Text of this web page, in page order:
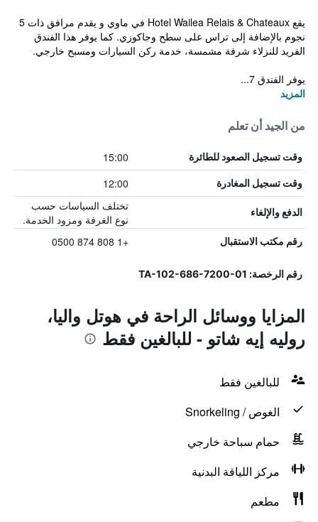
يقع Hotel Wailea Relais & Chateaux في ماوي و يقدم مرافق ذات 5
نجوم بالإضافة إلى تراس على سطح وجاكوزي. كما يوفر هذا الفندق
الفريد للنزلاء شرفة مشمسة، خدمة ركن السيارات ومسبح خارجي.
يوفر الفندق 7...
المزيد
من الجيد أن تعلم
وقت تسجيل الصعود للطائرة 15:00
وقت تسجيل المغادرة 12:00
الدفع والإلغاء
تختلف السياسات حسب
نوع الغرفة ومزود الخدمة.
رقم مكتب الاستقبال +1 808 874 0500
رقم الرخصة: TA-102-686-7200-01
المزايا ووسائل الراحة في هوتل واليا،
روليه إيه شاتو - للبالغين فقط
للبالغين فقط
الغوص / Snorkeling
حمام سباحة خارجي
مركز اللياقة البدنية
مطعم